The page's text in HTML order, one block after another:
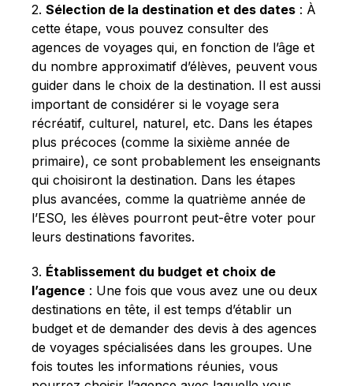
2. Sélection de la destination et des dates : À
cette étape, vous pouvez consulter des
agences de voyages qui, en fonction de l’âge et
du nombre approximatif d’élèves, peuvent vous
guider dans le choix de la destination. Il est aussi
important de considérer si le voyage sera
récréatif, culturel, naturel, etc. Dans les étapes
plus précoces (comme la sixième année de
primaire), ce sont probablement les enseignants
qui choisiront la destination. Dans les étapes
plus avancées, comme la quatrième année de
l’ESO, les élèves pourront peut-être voter pour
leurs destinations favorites.
3. Établissement du budget et choix de
l’agence : Une fois que vous avez une ou deux
destinations en tête, il est temps d’établir un
budget et de demander des devis à des agences
de voyages spécialisées dans les groupes. Une
fois toutes les informations réunies, vous